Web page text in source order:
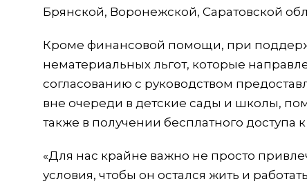
Брянской, Воронежской, Саратовской
Кроме финансовой помощи, при
нематериальных льгот, которые
согласованию с руководством
вне очереди в детские сады и школы,
также в получении бесплатного
«Для нас крайне важно не просто
условия, чтобы он остался жить и